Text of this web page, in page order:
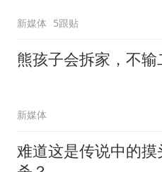
新媒体 5跟贴
熊孩子会拆家，不输
新媒体
难道这是传说中的摸